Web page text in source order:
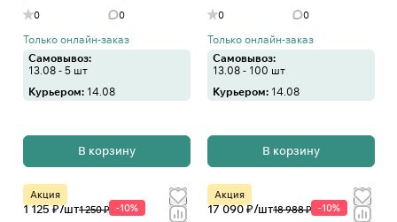
(55083-30)
0 0
Только онлайн-заказ
Самовывоз:
13.08 - 5 шт
Курьером: 14.08
В корзину
0 0
Только онлайн-заказ
Самовывоз:
13.08 - 100 шт
Курьером: 14.08
В корзину
Акция
1 125 ₽/шт1 250 ₽ -10%
Акция
17 090 ₽/шт18 988 ₽ -10%